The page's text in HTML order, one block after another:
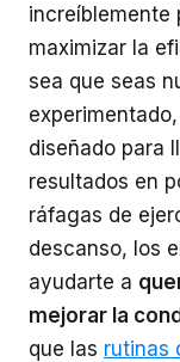
increíblemente
maximizar la
sea que seas
diseñado para
resultados en
ráfagas de
descanso, los
ayudarte a
mejorar la
que las rutinas